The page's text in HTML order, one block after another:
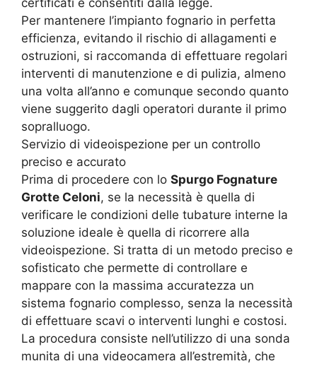
certificati e consentiti dalla legge.
Per mantenere l’impianto fognario in perfetta
efficienza, evitando il rischio di allagamenti e
ostruzioni, si raccomanda di effettuare regolari
interventi di manutenzione e di pulizia, almeno
una volta all’anno e comunque secondo quanto
viene suggerito dagli operatori durante il primo
sopralluogo.
Servizio di videoispezione per un controllo
preciso e accurato
Prima di procedere con lo Spurgo Fognature
Grotte Celoni, se la necessità è quella di
verificare le condizioni delle tubature interne la
soluzione ideale è quella di ricorrere alla
videoispezione. Si tratta di un metodo preciso e
sofisticato che permette di controllare e
mappare con la massima accuratezza un
sistema fognario complesso, senza la necessità
di effettuare scavi o interventi lunghi e costosi.
La procedura consiste nell’utilizzo di una sonda
munita di una videocamera all’estremità, che